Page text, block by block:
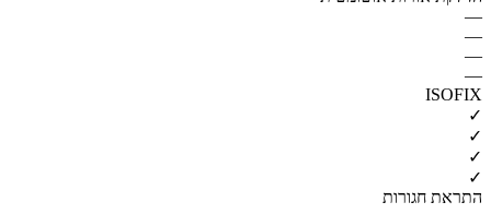
—
—
—
—
ISOFIX
✓
✓
✓
✓
התראת חגורות